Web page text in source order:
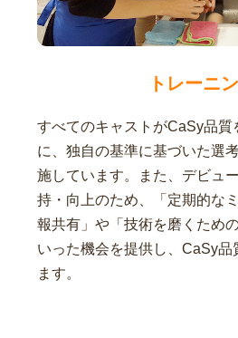
トレーニ
すべてのキャストがCaSy品質
に、独自の基準に基づいた選
施しています。また、デビュ
持・向上のため、「定期的な
報共有」や「技術を磨くため
いった機会を提供し、CaSy品
ます。